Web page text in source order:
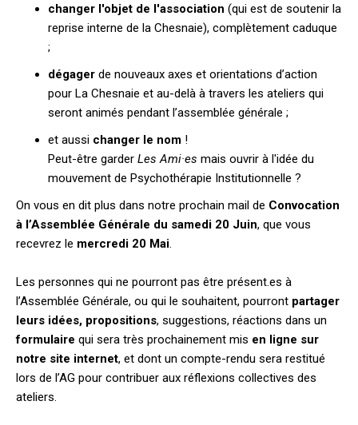
changer l'objet de l'association (qui est de soutenir la
reprise interne de la Chesnaie), complètement caduque
;
dégager de nouveaux axes et orientations d’action
pour La Chesnaie et au-delà à travers les ateliers qui
seront animés pendant l’assemblée générale ;
et aussi changer le nom !
Peut-être garder Les Ami·es mais ouvrir à l'idée du
mouvement de Psychothérapie Institutionnelle ?
On vous en dit plus dans notre prochain mail de Convocation
à l’Assemblée Générale du samedi 20 Juin, que vous
recevrez le mercredi 20 Mai.
Les personnes qui ne pourront pas être présent.es à
l’Assemblée Générale, ou qui le souhaitent, pourront partager
leurs idées, propositions, suggestions, réactions dans un
formulaire qui sera très prochainement mis en ligne sur
notre site internet, et dont un compte-rendu sera restitué
lors de l’AG pour contribuer aux réflexions collectives des
ateliers.